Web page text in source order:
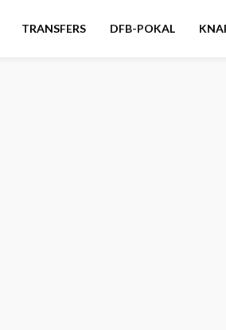
TRANSFERS DFB-POKAL